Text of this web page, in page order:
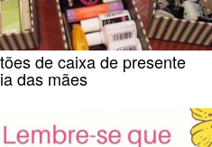
de caixa de presente
das mães